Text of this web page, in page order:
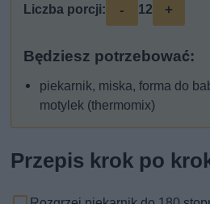
Liczba porcji: - 12 +
Będziesz potrzebować:
piekarnik, miska, forma do
motylek (thermomix)
Przepis krok po